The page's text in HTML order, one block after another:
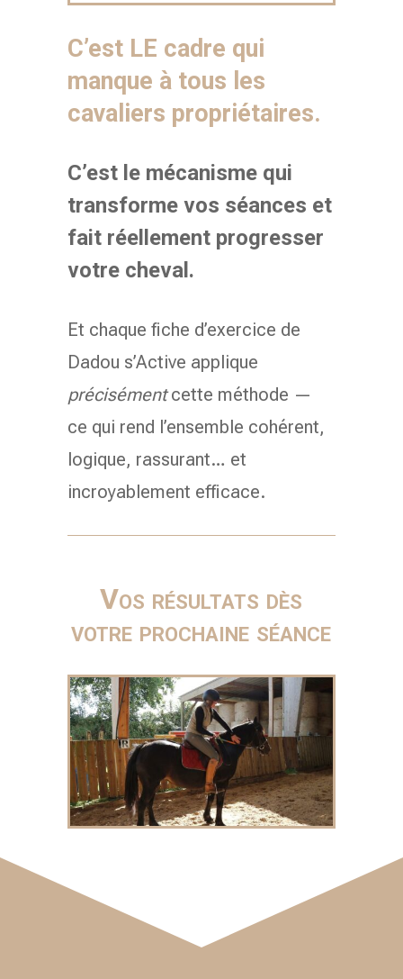
C’est LE cadre qui
manque à tous les
cavaliers propriétaires.
C’est le mécanisme qui
transforme vos séances et
fait réellement progresser
votre cheval.
Et chaque fiche d’exercice de
Dadou s’Active applique
précisémentcette méthode —
ce qui rend l’ensemble cohérent,
logique, rassurant… et
incroyablement efficace.
Vos résultats dès
votre prochaine séance